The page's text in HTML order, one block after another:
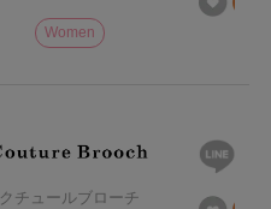
Women
クチュールブローチ